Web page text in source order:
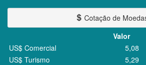
Cotação de
Valor
US$ Comercial 5,08
US$ Turismo
5,29